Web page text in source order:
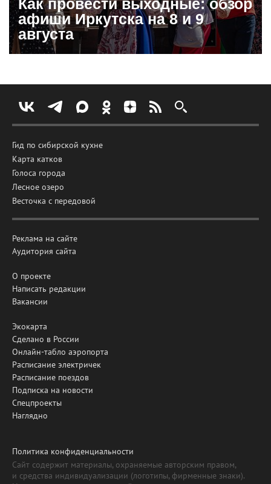
афиши Иркутска на 8 и 9
августа
Гид по сибирской кухне
Карта катков
Голоса города
Лесное озеро
Весточка с передовой
Реклама на сайте
Аудитория сайта
О проекте
Написать редакции
Вакансии
Экокарта
Сделано в России
Онлайн-табло аэропорта
Расписание электричек
Расписание поездов
Подписка на новости
Спецпроекты
Наглядно
Политика конфиденциальности
Сайт содержит материалы, охраняемые авторским правом,
и средства индивидуализации (логотипы, фирменные знаки).